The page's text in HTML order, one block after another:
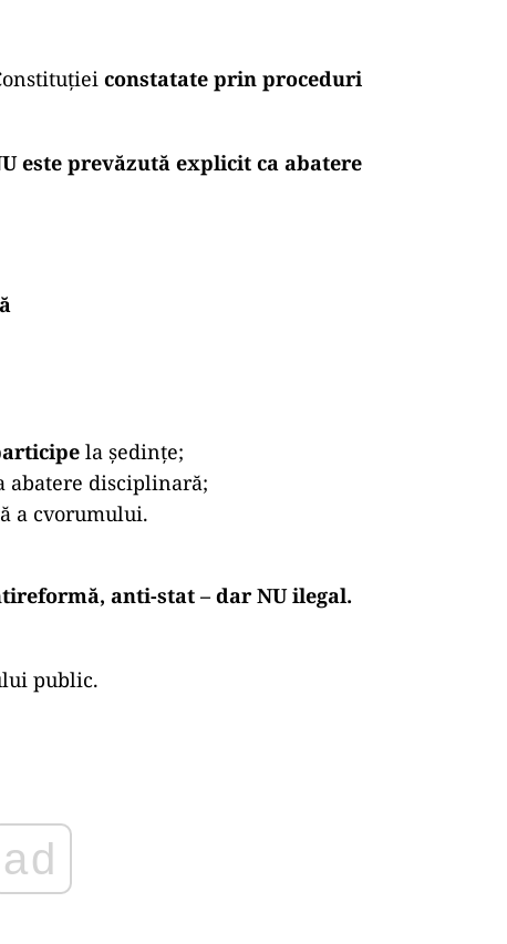
constatate prin proceduri
este prevăzută explicit ca abatere
la ședințe;
abatere disciplinară;
a cvorumului.
anti-stat – dar NU ilegal.
public.
ad